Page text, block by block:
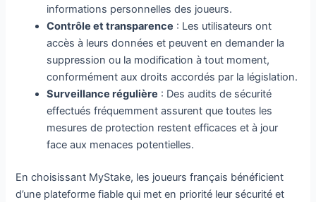
informations personnelles des joueurs.
Contrôle et transparence : Les utilisateurs ont
accès à leurs données et peuvent en demander la
suppression ou la modification à tout moment,
conformément aux droits accordés par la législation.
Surveillance régulière : Des audits de sécurité
effectués fréquemment assurent que toutes les
mesures de protection restent efficaces et à jour
face aux menaces potentielles.
En choisissant MyStake, les joueurs français bénéficient
d’une plateforme fiable qui met en priorité leur sécurité et